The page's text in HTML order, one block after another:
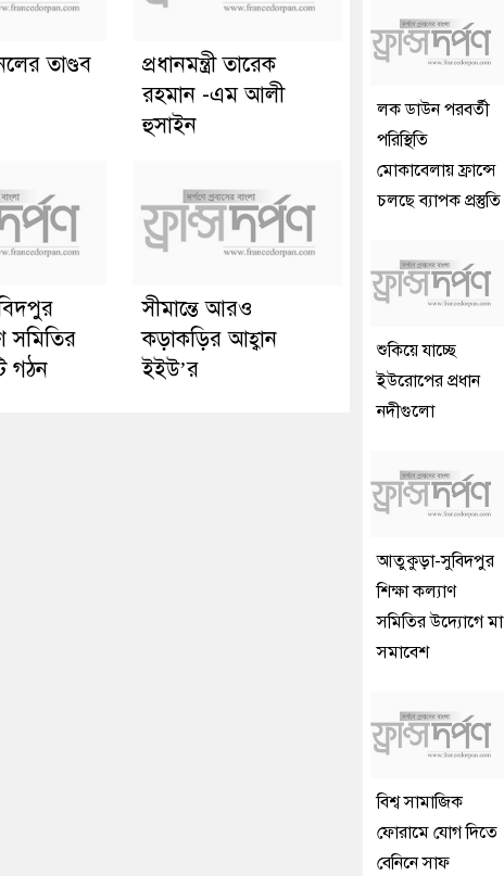
তাণ্ডব
প্রধানমন্ত্রী তারেক
রহমান -এম আলী
হুসাইন
সমিতির
গঠন
সীমান্তে আরও
কড়াকড়ির আহ্বান
ইইউ’র
লক ডাউন পরবর্তী
পরিস্থিতি
মোকাবেলায় ফ্রান্সে
চলছে ব্যাপক প্রস্তুতি
শুকিয়ে যাচ্ছে
ইউরোপের প্রধান
নদীগুলো
আতুকুড়া-সুবিদপুর
শিক্ষা কল্যাণ
সমিতির উদ্যোগে মা
সমাবেশ
বিশ্ব সামাজিক
ফোরামে যোগ দিতে
বেনিনে সাফ